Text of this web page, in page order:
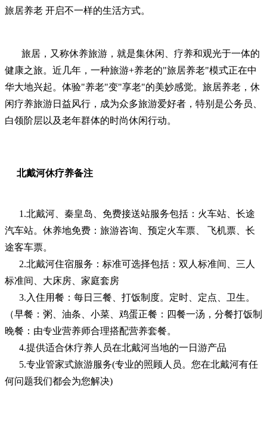
旅居养老 开启不一样的生活方式。
旅居，又称休养旅游，就是集休闲、疗养和观光于一体的
健康之旅。近几年，一种旅游+养老的"旅居养老"模式正在中
华大地兴起。体验"养老"变"享老"的美妙感觉。旅居养老，休
闲疗养旅游日益风行，成为众多旅游爱好者，特别是公务员、
白领阶层以及老年群体的时尚休闲行动。
北戴河休疗养备注
1.北戴河、秦皇岛、免费接送站服务包括：火车站、长途
汽车站。休养地免费：旅游咨询、预定火车票、 飞机票、长
途客车票。
2.北戴河住宿服务：标准可选择包括：双人标准间、三人
标准间、大床房、家庭套房
3.入住用餐：每日三餐、打饭制度。定时、定点、卫生。
（早餐：粥、油条、小菜、鸡蛋正餐：四餐一汤，分餐打饭制
晚餐：由专业营养师合理搭配营养套餐。
4.提供适合休疗养人员在北戴河当地的一日游产品
5.专业管家式旅游服务(专业的照顾人员。您在北戴河有任
何问题我们都会为您解决)